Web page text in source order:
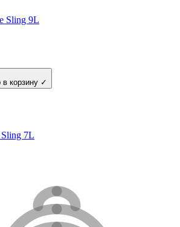
Sling 9L
в корзину ✓